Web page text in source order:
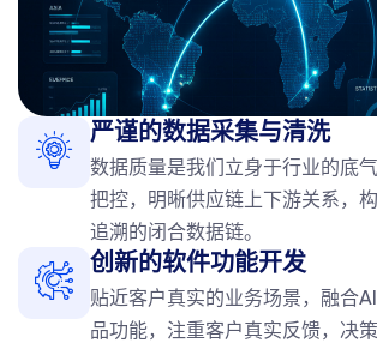
严谨的数据采集与清洗
数据质量是我们立身于行业的底
把控，明晰供应链上下游关系，
追溯的闭合数据链。
创新的软件功能开发
贴近客户真实的业务场景，融合
品功能，注重客户真实反馈，决策